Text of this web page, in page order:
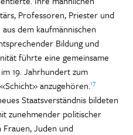
Professoren, Priester und
dem kaufmännischen
Bildung und
führte eine gemeinsame
19. Jahrhundert zum
anzugehören.17
Staatsverständnis bildeten
zunehmender politischer
Juden und